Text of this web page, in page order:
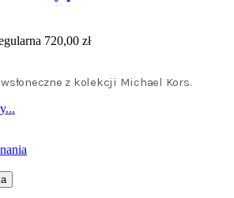
720,00 zł
z kolekcji Michael Kors.